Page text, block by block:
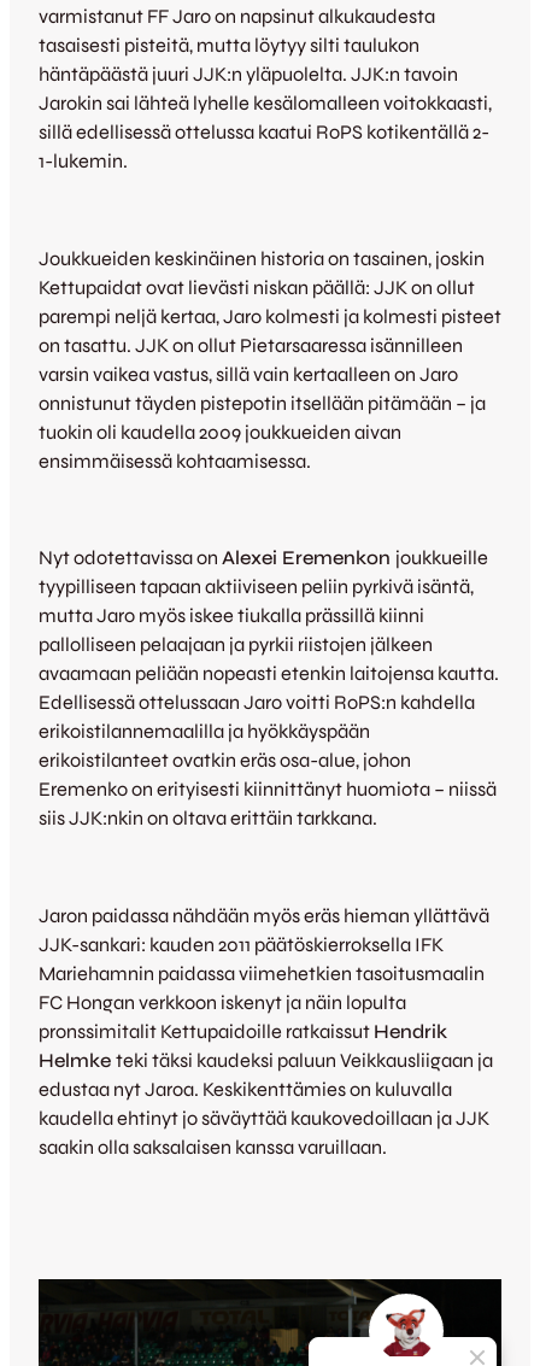
varmistanut FF Jaro on napsinut alkukaudesta
tasaisesti pisteitä, mutta löytyy silti taulukon
häntäpäästä juuri JJK:n yläpuolelta. JJK:n tavoin
Jarokin sai lähteä lyhelle kesälomalleen voitokkaasti,
sillä edellisessä ottelussa kaatui RoPS kotikentällä 2-
1-lukemin.
Joukkueiden keskinäinen historia on tasainen, joskin
Kettupaidat ovat lievästi niskan päällä: JJK on ollut
parempi neljä kertaa, Jaro kolmesti ja kolmesti pisteet
on tasattu. JJK on ollut Pietarsaaressa isännilleen
varsin vaikea vastus, sillä vain kertaalleen on Jaro
onnistunut täyden pistepotin itsellään pitämään – ja
tuokin oli kaudella 2009 joukkueiden aivan
ensimmäisessä kohtaamisessa.
Nyt odotettavissa on Alexei Eremenkon joukkueille
tyypilliseen tapaan aktiiviseen peliin pyrkivä isäntä,
mutta Jaro myös iskee tiukalla prässillä kiinni
pallolliseen pelaajaan ja pyrkii riistojen jälkeen
avaamaan peliään nopeasti etenkin laitojensa kautta.
Edellisessä ottelussaan Jaro voitti RoPS:n kahdella
erikoistilannemaalilla ja hyökkäyspään
erikoistilanteet ovatkin eräs osa-alue, johon
Eremenko on erityisesti kiinnittänyt huomiota – niissä
siis JJK:nkin on oltava erittäin tarkkana.
Jaron paidassa nähdään myös eräs hieman yllättävä
JJK-sankari: kauden 2011 päätöskierroksella IFK
Mariehamnin paidassa viimehetkien tasoitusmaalin
FC Hongan verkkoon iskenyt ja näin lopulta
pronssimitalit Kettupaidoille ratkaissut Hendrik
Helmke teki täksi kaudeksi paluun Veikkausliigaan ja
edustaa nyt Jaroa. Keskikenttämies on kuluvalla
kaudella ehtinyt jo säväyttää kaukovedoillaan ja JJK
saakin olla saksalaisen kanssa varuillaan.